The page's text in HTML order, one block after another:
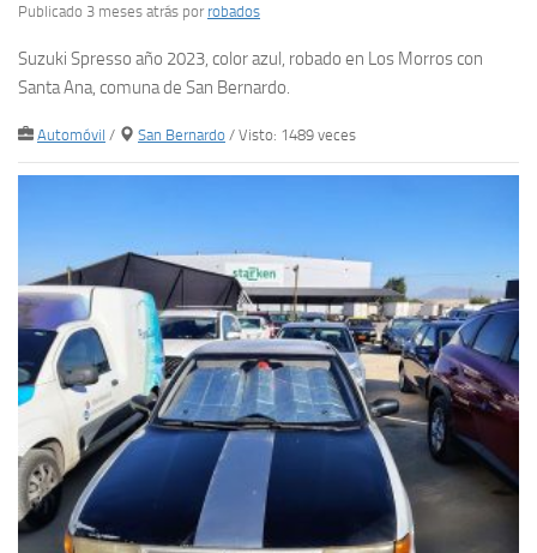
Publicado 3 meses atrás por robados
Suzuki Spresso año 2023, color azul, robado en Los Morros con
Santa Ana, comuna de San Bernardo.
Automóvil / San Bernardo / Visto: 1489 veces